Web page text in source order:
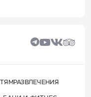
РАЗВЛЕЧЕНИЯ